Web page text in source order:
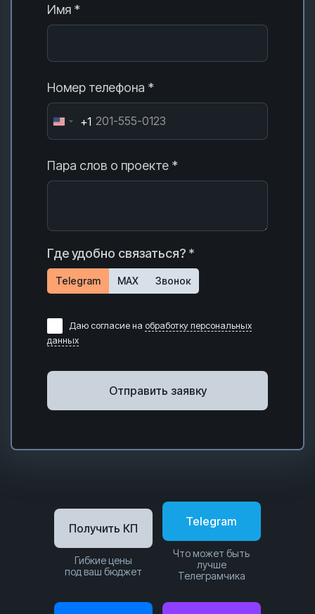
Имя *
Номер телефона *
+1
Пара слов о проекте *
Где удобно связаться? *
Telegram MAX Звонок
Даю согласие на обработку персональных
данных
Отправить заявку
Telegram
Что может быть
лучше
Телеграмчика
Получить КП
Гибкие цены
под ваш бюджет